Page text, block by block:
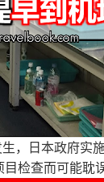
，日本政府实
检查而可能耽